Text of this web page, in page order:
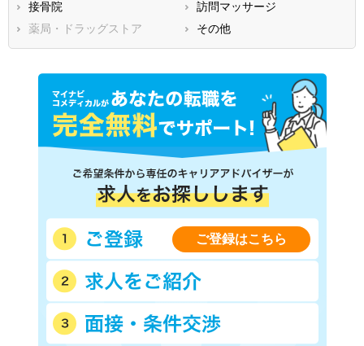
接骨院
訪問マッサージ
薬局・ドラッグストア
その他
ご登録はこちら